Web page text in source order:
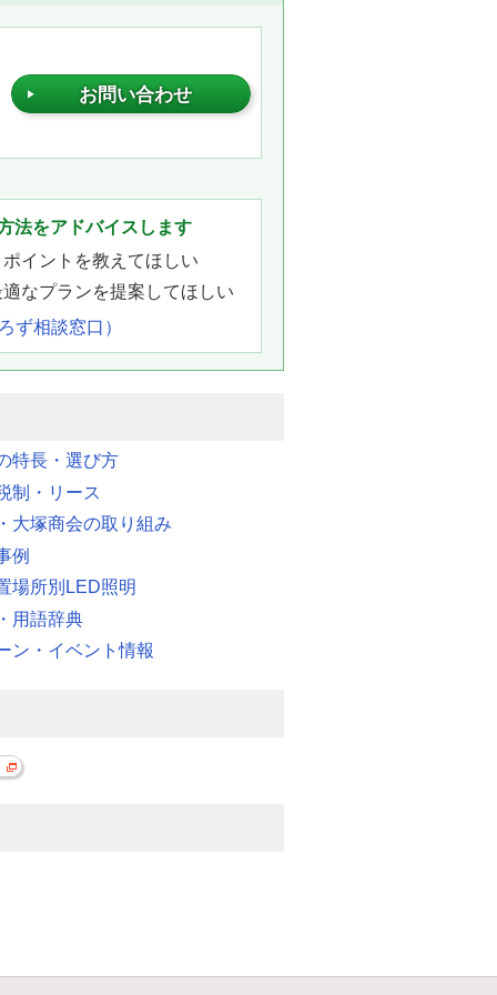
お問い合わせ
法をアドバイスします
イントを教えてほしい
なプランを提案してほしい
ず相談窓口）
特長・選び方
制・リース
大塚商会の取り組み
例
場所別LED照明
用語辞典
ン・イベント情報